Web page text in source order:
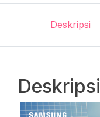
Deskripsi
Deskripsi